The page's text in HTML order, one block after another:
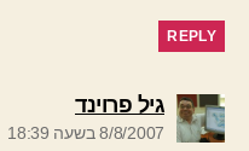
REPLY
גיל פרוינדאומר:
8/8/2007 בשעה 18:39